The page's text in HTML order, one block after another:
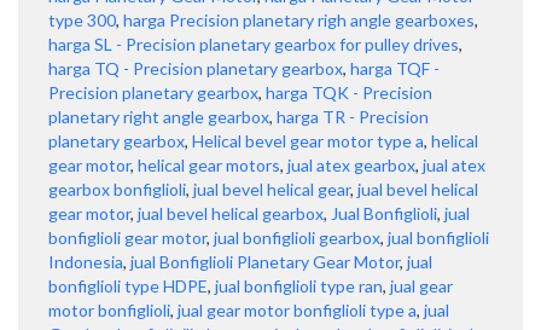
type 300, harga Precision planetary righ angle gearboxes,
harga SL - Precision planetary gearbox for pulley drives,
harga TQ - Precision planetary gearbox, harga TQF -
Precision planetary gearbox, harga TQK - Precision
planetary right angle gearbox, harga TR - Precision
planetary gearbox, Helical bevel gear motor type a, helical
gear motor, helical gear motors, jual atex gearbox, jual atex
gearbox bonfiglioli, jual bevel helical gear, jual bevel helical
gear motor, jual bevel helical gearbox, Jual Bonfiglioli, jual
bonfiglioli gear motor, jual bonfiglioli gearbox, jual bonfiglioli
Indonesia, jual Bonfiglioli Planetary Gear Motor, jual
bonfiglioli type HDPE, jual bonfiglioli type ran, jual gear
motor bonfiglioli, jual gear motor bonfiglioli type a, jual